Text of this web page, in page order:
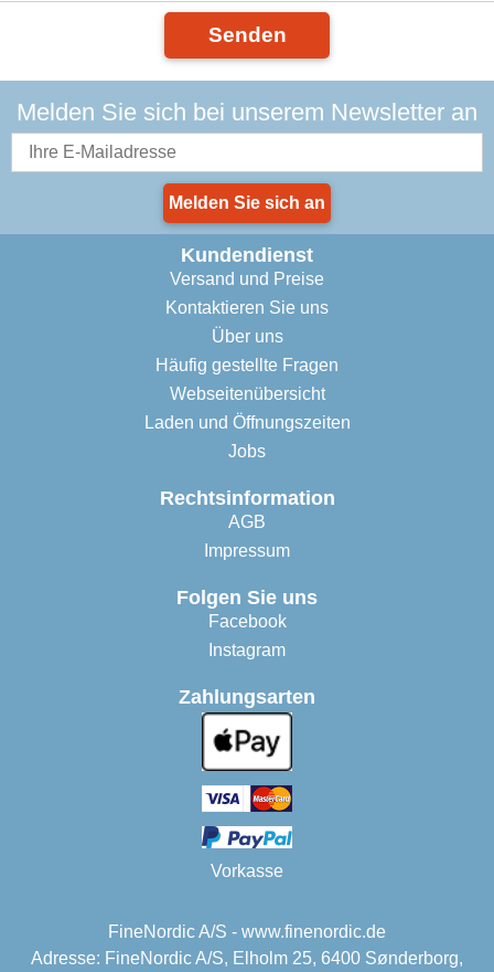
Senden
Melden Sie sich bei unserem Newsletter an
Melden Sie sich an
Kundendienst
Versand und Preise
Kontaktieren Sie uns
Über uns
Häufig gestellte Fragen
Webseitenübersicht
Laden und Öffnungszeiten
Jobs
Rechtsinformation
AGB
Impressum
Folgen Sie uns
Facebook
Instagram
Zahlungsarten
Vorkasse
FineNordic A/S - www.finenordic.de
Adresse: FineNordic A/S, Elholm 25, 6400 Sønderborg,